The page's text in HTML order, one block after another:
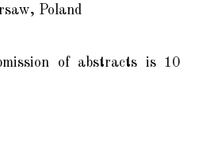
Poland
of abstracts is 10